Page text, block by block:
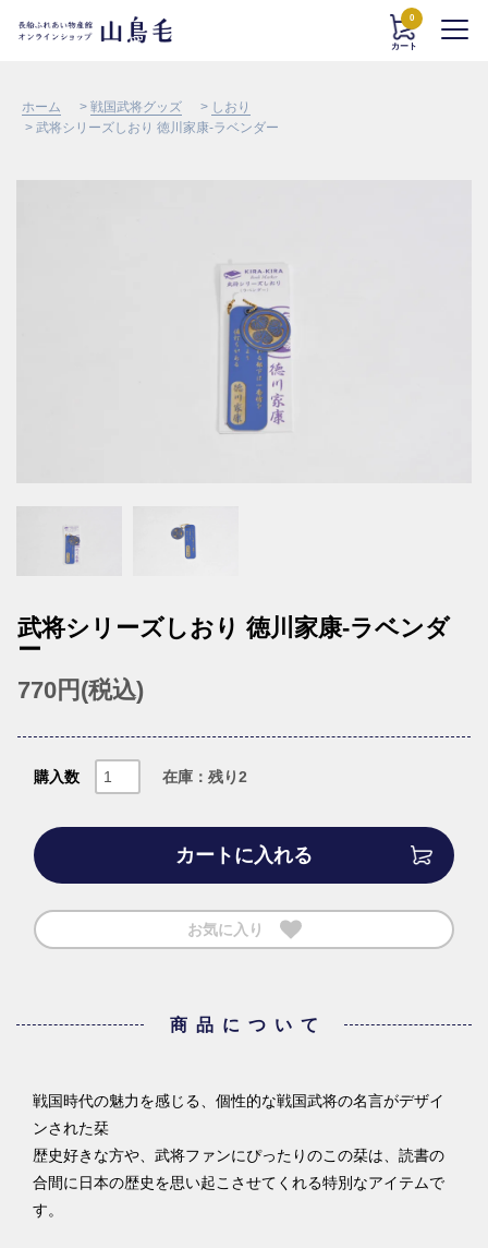
カート
0
ホーム > 戦国武将グッズ > しおり
> 武将シリーズしおり 徳川家康-ラベンダー
武将シリーズしおり 徳川家康-ラベンダ
ー
770円(税込)
購入数 在庫：残り2
カートに入れる
お気に入り
商品について
戦国時代の魅力を感じる、個性的な戦国武将の名言がデザイ
ンされた栞
歴史好きな方や、武将ファンにぴったりのこの栞は、読書の
合間に日本の歴史を思い起こさせてくれる特別なアイテムで
す。